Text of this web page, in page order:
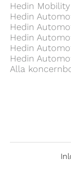
Hedin
Hedin
Hedin
Hedin
Hedin
Hedin
Alla